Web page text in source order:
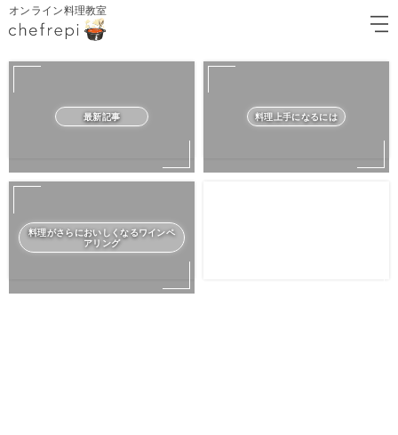
オンライン料理教室
最新記事 料理上手になるには
料理がさらにおいしくなるワインペ
アリング